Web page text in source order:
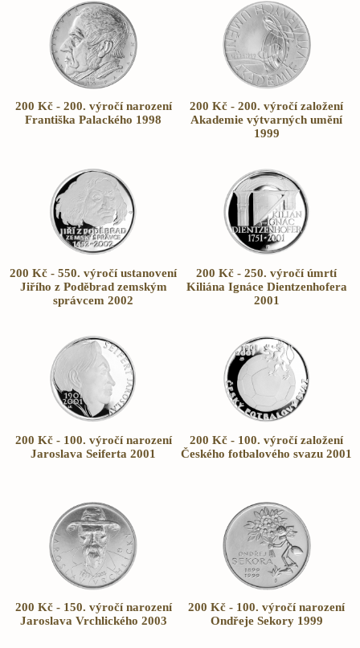
200 Kč - 200. výročí narození
Františka Palackého 1998
200 Kč - 200. výročí založení
Akademie výtvarných umění
1999
200 Kč - 550. výročí ustanovení
Jiřího z Poděbrad zemským
správcem 2002
200 Kč - 250. výročí úmrtí
Kiliána Ignáce Dientzenhofera
2001
200 Kč - 100. výročí narození
Jaroslava Seiferta 2001
200 Kč - 100. výročí založení
Českého fotbalového svazu 2001
200 Kč - 150. výročí narození
Jaroslava Vrchlického 2003
200 Kč - 100. výročí narození
Ondřeje Sekory 1999